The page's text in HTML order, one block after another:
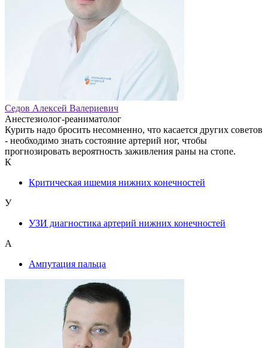
Седов Алексей Валериевич
Анестезиолог-реаниматолог
Курить надо бросить несомненно, что касается других советов
- необходимо знать состояние артерий ног, чтобы
прогнозировать вероятность заживления раны на стопе.
К
Критическая ишемия нижних конечностей
У
УЗИ диагностика артерий нижних конечностей
А
Ампутация пальца